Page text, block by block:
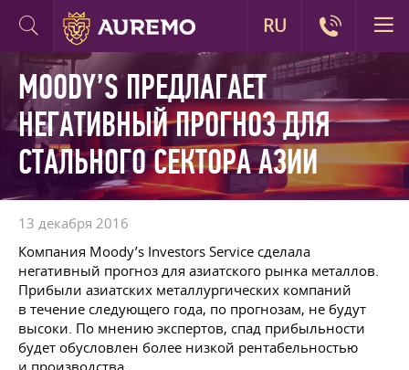
MOODY’S ПРЕДЛАГАЕТ
НЕГАТИВНЫЙ ПРОГНОЗ ДЛЯ
СТАЛЬНОГО СЕКТОРА АЗИИ
13 декабря 2016
Компания Moody’s Investors Service сделала
негативный прогноз для азиатского рынка металлов.
Прибыли азиатских металлургических компаний
в течение следующего года, по прогнозам, не будут
высоки. По мнению экспертов, спад прибыльности
будет обусловлен более низкой рентабельностью
и производства.
RU